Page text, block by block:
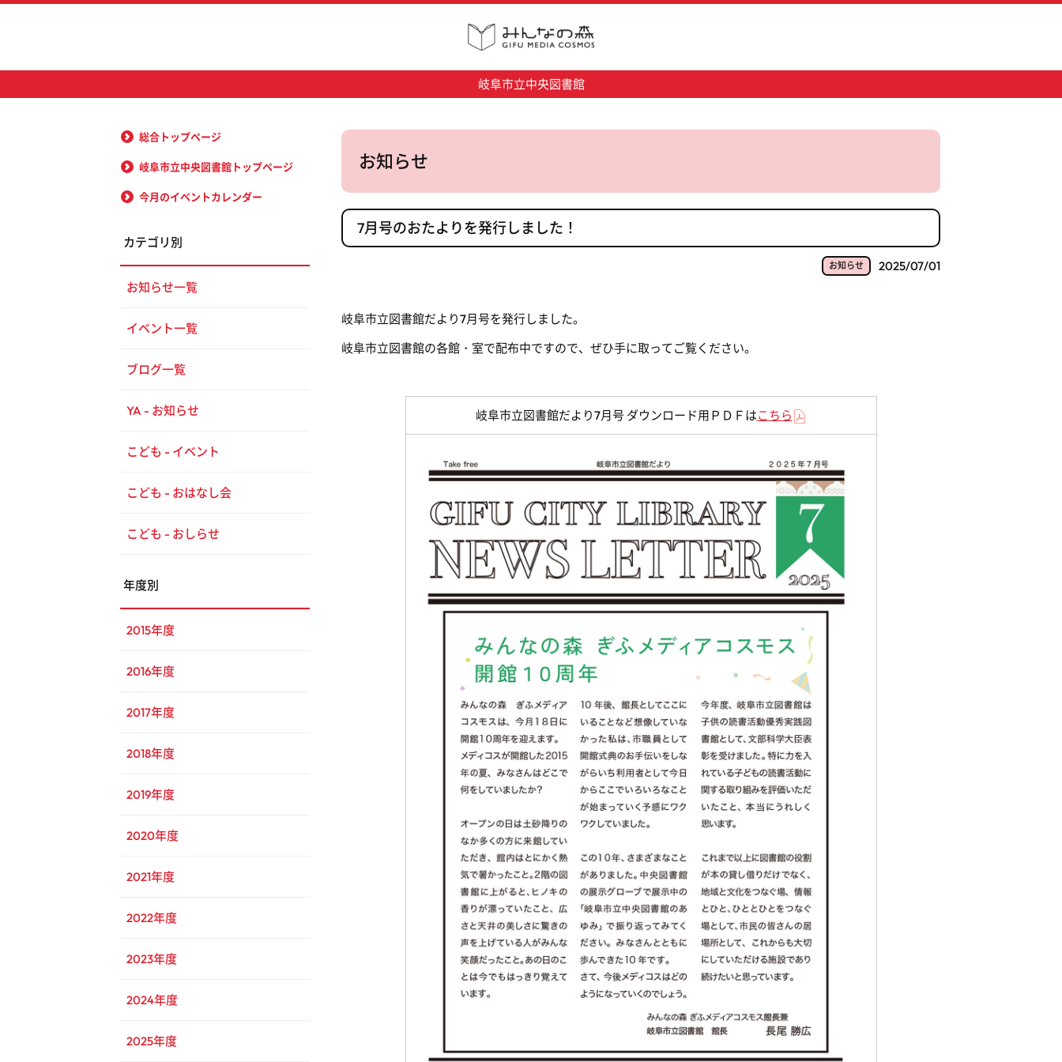
岐阜市立中央図書館
お知らせ
7月号のおたよりを発行しました！
お知らせ 2025/07/01
岐阜市立図書館だより7月号を発行しました。
岐阜市立図書館の各館・室で配布中ですので、ぜひ手に取ってご覧ください。
岐阜市立図書館だより7月号 ダウンロード用ＰＤＦはこちら
総合トップページ
岐阜市立中央図書館トップページ
今月のイベントカレンダー
カテゴリ別
お知らせ一覧
イベント一覧
ブログ一覧
YA - お知らせ
こども - イベント
こども - おはなし会
こども - おしらせ
年度別
2015年度
2016年度
2017年度
2018年度
2019年度
2020年度
2021年度
2022年度
2023年度
2024年度
2025年度